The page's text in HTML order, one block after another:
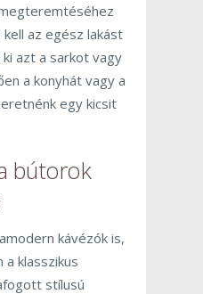
az egész lakást
ki azt a sarkot vagy
a konyhát vagy a
egy kicsit
bútorok
kávézók is,
a klasszikus
stílusú